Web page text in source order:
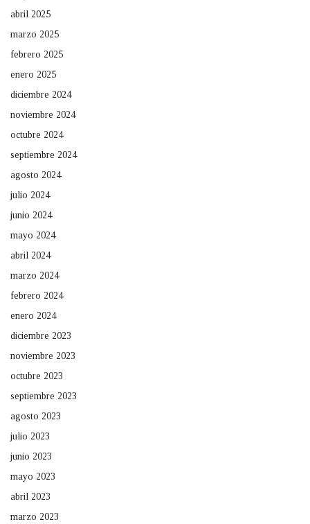
abril 2025
marzo 2025
febrero 2025
enero 2025
diciembre 2024
noviembre 2024
octubre 2024
septiembre 2024
agosto 2024
julio 2024
junio 2024
mayo 2024
abril 2024
marzo 2024
febrero 2024
enero 2024
diciembre 2023
noviembre 2023
octubre 2023
septiembre 2023
agosto 2023
julio 2023
junio 2023
mayo 2023
abril 2023
marzo 2023